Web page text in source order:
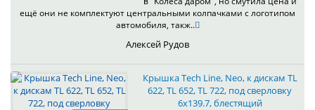
ещё они не комплектуют центральными колпачками с логотипом
автомобиля, такж..
Алексей Рудов
Крышка Tech Line, Neo, к дискам TL
622, TL 652, TL 722, под сверловку
6х139.7, блестящий